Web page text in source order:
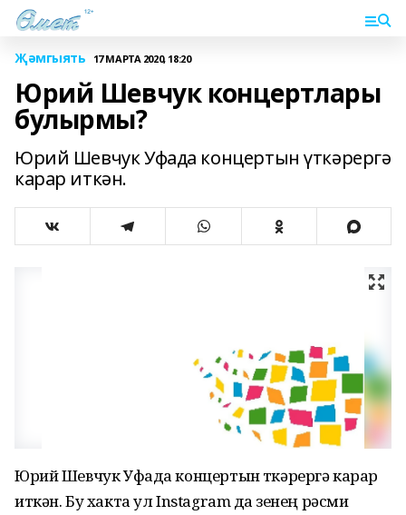
Җәмгыять 17 МАРТА 2020, 18:20
Юрий Шевчук концертлары
булырмы?
Юрий Шевчук Уфада концертын үткәрергә
карар иткән.
Юрий Шевчук Уфада концертын үткәрергә карар
иткән. Бу хакта ул Instagram да үзенең рәсми